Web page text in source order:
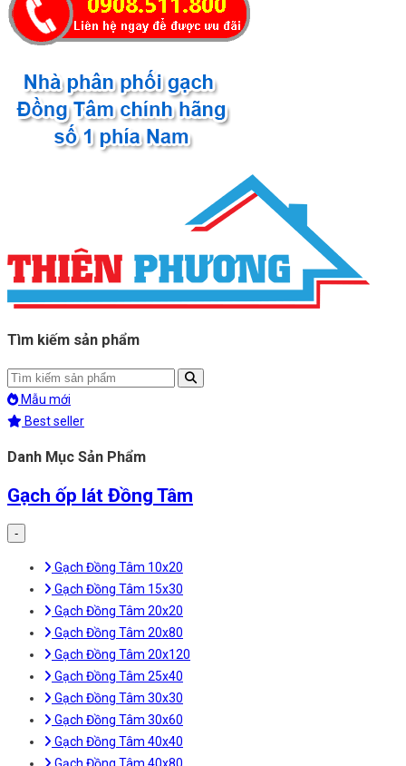
Tìm kiếm sản phẩm
Mẫu mới
Best seller
Danh Mục Sản Phẩm
Gạch ốp lát Đồng Tâm
-
Gạch Đồng Tâm 10x20
Gạch Đồng Tâm 15x30
Gạch Đồng Tâm 20x20
Gạch Đồng Tâm 20x80
Gạch Đồng Tâm 20x120
Gạch Đồng Tâm 25x40
Gạch Đồng Tâm 30x30
Gạch Đồng Tâm 30x60
Gạch Đồng Tâm 40x40